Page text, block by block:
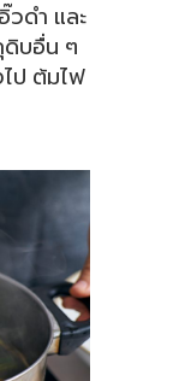
ดำ และ
ดิบอื่น ๆ
ไป ต้มไฟ